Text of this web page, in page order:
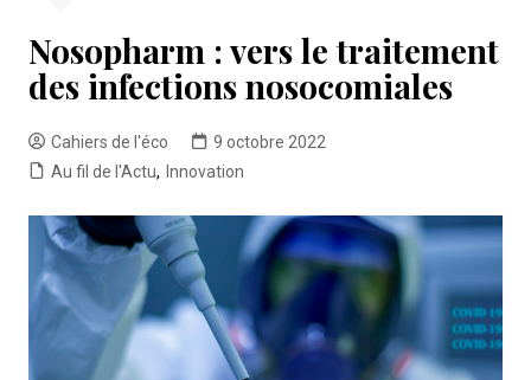
Nosopharm : vers le traitement
des infections nosocomiales
Cahiers de l'éco
9 octobre 2022
Au fil de l'Actu, Innovation